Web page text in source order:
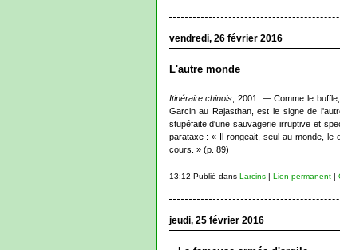
vendredi, 26 février 2016
L'autre monde
Itinéraire chinois , 2001. — Comme le
Garcin au Rajasthan, est le signe de
stupéfaite d'une sauvagerie irruptive et
parataxe : « Il rongeait, seul au monde, le
cours. » (p. 89)
13:12 Publié dans Larcins| Lien permanent|
jeudi, 25 février 2016